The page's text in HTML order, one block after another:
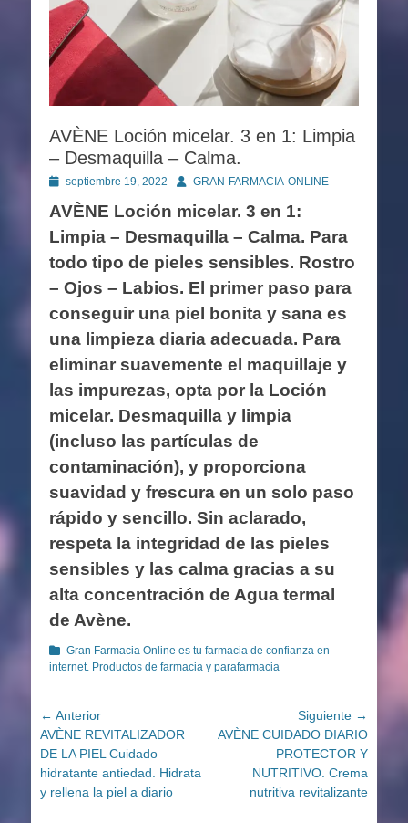
AVÈNE Loción micelar. 3 en 1: Limpia
– Desmaquilla – Calma.
Publicado
septiembre 19, 2022 AutorGRAN-FARMACIA-ONLINE
AVÈNE Loción micelar. 3 en 1:
Limpia – Desmaquilla – Calma. Para
todo tipo de pieles sensibles. Rostro
– Ojos – Labios. El primer paso para
conseguir una piel bonita y sana es
una limpieza diaria adecuada. Para
eliminar suavemente el maquillaje y
las impurezas, opta por la Loción
micelar. Desmaquilla y limpia
(incluso las partículas de
contaminación), y proporciona
suavidad y frescura en un solo paso
rápido y sencillo. Sin aclarado,
respeta la integridad de las pieles
sensibles y las calma gracias a su
alta concentración de Agua termal
de Avène.
Categorías
Gran Farmacia Online es tu farmacia de confianza en
internet. Productos de farmacia y parafarmacia
Navegación
de
entradas
← Anterior
Entrada
anterior:
AVÈNE REVITALIZADOR
DE LA PIEL Cuidado
hidratante antiedad. Hidrata
y rellena la piel a diario
Siguiente →
Entrada
AVÈNE CUIDADO DIARIO
PROTECTOR Y
NUTRITIVO. Crema
nutritiva revitalizante